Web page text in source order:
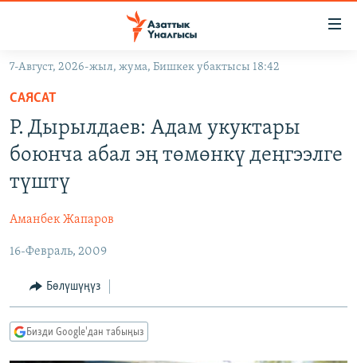
Навигацияга
өтүңүз
Издөөгө
салыңызКЫРГЫЗСТАН
ДҮЙНӨ
ТВ ПРОГРАММАЛАР
БҮГҮН АЗАТТЫКТА
ЭКСПЕРТТЕР ТАЛДАЙТ
ДАНИСТЕ
ПОДКАСТ
ӨЗГӨЧӨ ПИКИР
Русский
7-Август, 2026-жыл, жума, Бишкек убактысы 18:42
САЯСАТ
Р. Дырылдаев: Адам укуктары
боюнча абал эң төмөнкү деңгээлге
түштү
Аманбек Жапаров
16-Февраль, 2009
Бөлүшүңүз
Бизди Google'дан табыңыз